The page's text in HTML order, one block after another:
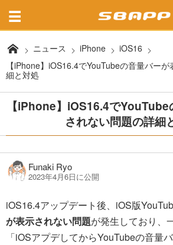
ニュース iPhone
iOS16
【iPhone】iOS16.4でYouTubeの音量バー
細と対処
【iPhone】iOS16.4で
されない問題の詳細
Funaki Ryo
2023年4月6日に公開
iOS16.4アップデート後、iOS版
が表示されない問題が発生しており、
「iOSアプデしてからYouTubeの音量